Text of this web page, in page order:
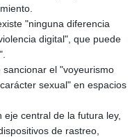
"ninguna diferencia
digital", que puede
el "voyeurismo
sexual" en espacios
central de la futura ley,
de rastreo,